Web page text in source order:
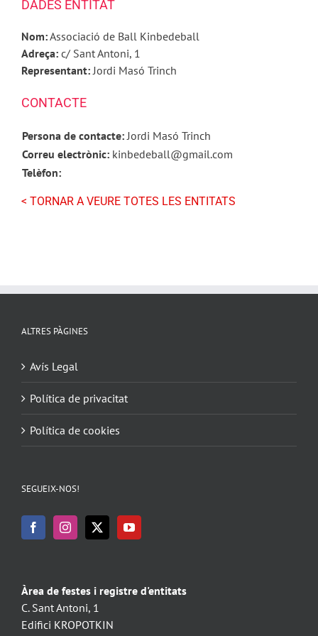
DADES ENTITAT
Nom:Associació de Ball Kinbedeball
Adreça: c/ Sant Antoni, 1
Representant:Jordi Masó Trinch
CONTACTE
Persona de contacte:Jordi Masó Trinch
Correu electrònic: kinbedeball@gmail.com
Telèfon:
< TORNAR A VEURE TOTES LES ENTITATS
ALTRES PÀGINES
Avís Legal
Política de privacitat
Política de cookies
SEGUEIX-NOS!
Àrea de festes i registre d'entitats
C. Sant Antoni, 1
Edifici KROPOTKIN